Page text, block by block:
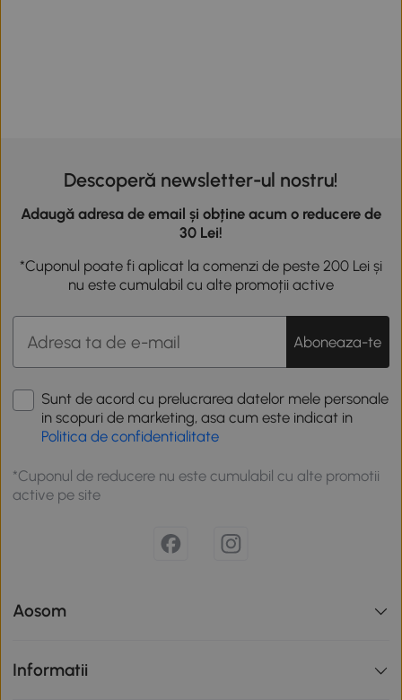
Descoperă newsletter-ul nostru!
Adaugă adresa de email și obține acum o reducere de
30 Lei!
*Cuponul poate fi aplicat la comenzi de peste 200 Lei și
nu este cumulabil cu alte promoții active
Aboneaza-te
Sunt de acord cu prelucrarea datelor mele personale
in scopuri de marketing, asa cum este indicat in
Politica de confidentialitate
*Cuponul de reducere nu este cumulabil cu alte promotii
active pe site
Aosom
Informatii